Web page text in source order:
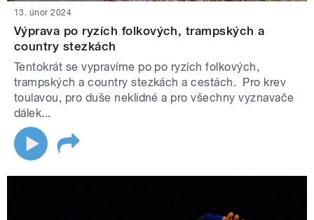
13. únor 2024
Výprava po ryzích folkových, trampských a
country stezkách
Tentokrát se vypravíme po po ryzích folkových,
trampských a country stezkách a cestách. Pro krev
toulavou, pro duše neklidné a pro všechny vyznavače
dálek...